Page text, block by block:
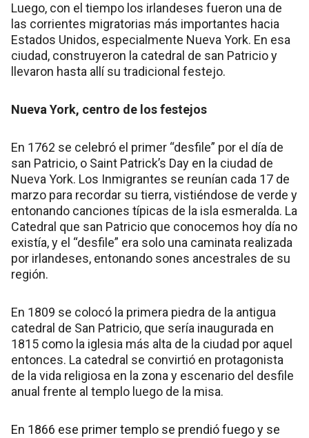
Luego, con el tiempo los irlandeses fueron una de
las corrientes migratorias más importantes hacia
Estados Unidos, especialmente Nueva York. En esa
ciudad, construyeron la catedral de san Patricio y
llevaron hasta allí su tradicional festejo.
Nueva York, centro de los festejos
En 1762 se celebró el primer “desfile” por el día de
san Patricio, o Saint Patrick’s Day en la ciudad de
Nueva York. Los Inmigrantes se reunían cada 17 de
marzo para recordar su tierra, vistiéndose de verde y
entonando canciones típicas de la isla esmeralda. La
Catedral que san Patricio que conocemos hoy día no
existía, y el “desfile” era solo una caminata realizada
por irlandeses, entonando sones ancestrales de su
región.
En 1809 se colocó la primera piedra de la antigua
catedral de San Patricio, que sería inaugurada en
1815 como la iglesia más alta de la ciudad por aquel
entonces. La catedral se convirtió en protagonista
de la vida religiosa en la zona y escenario del desfile
anual frente al templo luego de la misa.
En 1866 ese primer templo se prendió fuego y se